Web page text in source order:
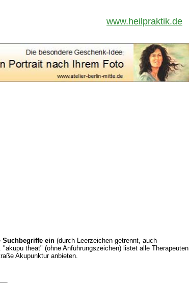
www.heilpraktik.de
Suchbegriffe ein (durch Leerzeichen getrennt, auch
theat" (ohne Anführungszeichen) listet alle Therapeuten
Akupunktur anbieten.